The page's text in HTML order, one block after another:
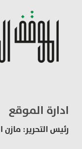
ادارة الموقع
رئيس التحرير: مازن